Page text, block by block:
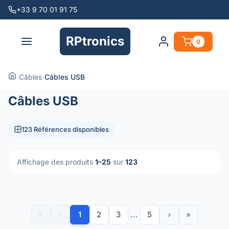
+33 9 70 01 91 75
RPtronics 0
›Câbles›Câbles USB
Câbles USB
123 Références disponibles
Affichage des produits 1–25 sur 123
1 2 3 ... 5 › »